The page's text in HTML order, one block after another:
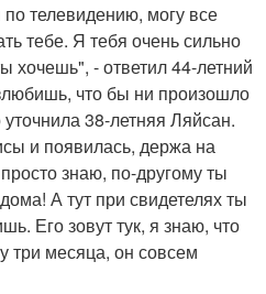
телевидению, могу все
тебе. Я тебя очень сильно
- ответил 44-летний
что бы ни произошло
38-летняя Ляйсан.
и появилась, держа на
знаю, по-другому ты
А тут при свидетелях ты
Его зовут тук, я знаю, что
три месяца, он совсем